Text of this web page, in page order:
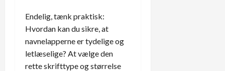
Endelig, tænk praktisk:
Hvordan kan du sikre, at
navnelapperne er tydelige og
letlæselige? At vælge den
rette skrifttype og størrelse